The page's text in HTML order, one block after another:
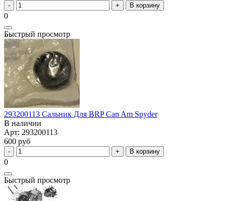
В корзину
0
Быстрый просмотр
293200113 Сальник Для BRP Can Am Spyder
В наличии
Арт: 293200113
600 руб
В корзину
0
Быстрый просмотр